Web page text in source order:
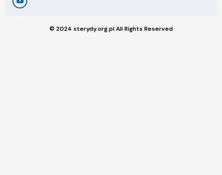
© 2024 sterydy.org.pl All Rights Reserved